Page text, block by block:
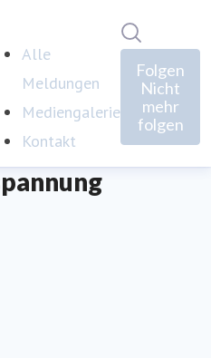
Alle
Meldungen
Mediengalerie
Kontakt
Folgen
Nicht
mehr
folgen